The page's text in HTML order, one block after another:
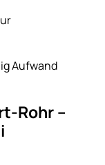
Aufwand
Rohr –